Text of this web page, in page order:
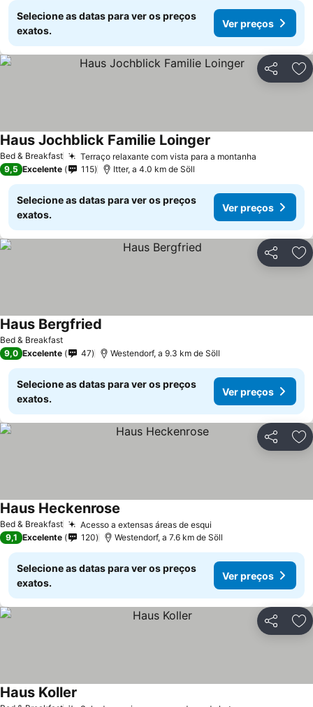
Selecione as datas para ver os preços
exatos.
Ver preços
Partilhar
Bed & Breakfast Terraço relaxante com vista para a montanha
Haus Jochblick Familie Loinger
9,5 Excelente 115 Itter, a 4.0 km de Söll
Selecione as datas para ver os preços
exatos.
Ver preços
Partilhar
Bed & Breakfast
Haus Bergfried
9,0 Excelente 47 Westendorf, a 9.3 km de Söll
Selecione as datas para ver os preços
exatos.
Ver preços
Partilhar
Bed & Breakfast Acesso a extensas áreas de esqui
Haus Heckenrose
9,1 Excelente 120 Westendorf, a 7.6 km de Söll
Selecione as datas para ver os preços
exatos.
Ver preços
Partilhar
Haus Koller